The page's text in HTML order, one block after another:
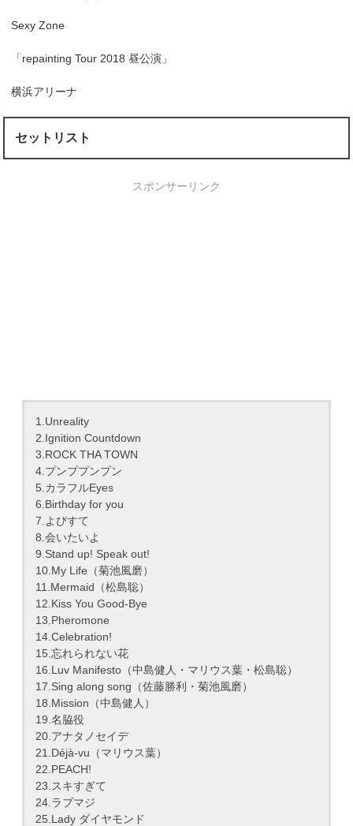
Sexy Zone
「repainting Tour 2018 昼公演」
横浜アリーナ
セットリスト
スポンサーリンク
1.Unreality
2.Ignition Countdown
3.ROCK THA TOWN
4.プンププンプン
5.カラフルEyes
6.Birthday for you
7.よびすて
8.会いたいよ
9.Stand up! Speak out!
10.My Life（菊池風磨）
11.Mermaid（松島聡）
12.Kiss You Good-Bye
13.Pheromone
14.Celebration!
15.忘れられない花
16.Luv Manifesto（中島健人・マリウス葉・松島聡）
17.Sing along song（佐藤勝利・菊池風磨）
18.Mission（中島健人）
19.名脇役
20.アナタノセイデ
21.Déjà-vu（マリウス葉）
22.PEACH!
23.スキすぎて
24.ラブマジ
25.Lady ダイヤモンド